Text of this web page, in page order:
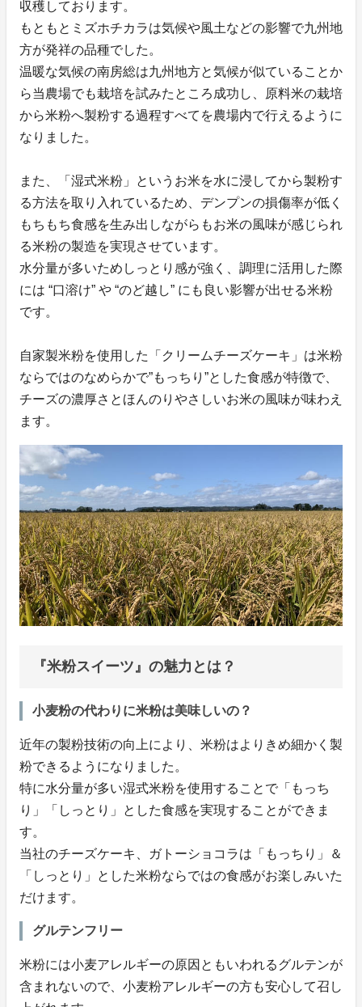
収穫しております。
もともとミズホチカラは気候や風土などの影響で九州地
方が発祥の品種でした。
温暖な気候の南房総は九州地方と気候が似ていることか
ら当農場でも栽培を試みたところ成功し、原料米の栽培
から米粉へ製粉する過程すべてを農場内で行えるように
なりました。
また、「湿式米粉」というお米を水に浸してから製粉す
る方法を取り入れているため、デンプンの損傷率が低く
もちもち食感を生み出しながらもお米の風味が感じられ
る米粉の製造を実現させています。
水分量が多いためしっとり感が強く、調理に活用した際
には “口溶け” や “のど越し” にも良い影響が出せる米粉
です。
自家製米粉を使用した「クリームチーズケーキ」は米粉
ならではのなめらかで”もっちり”とした食感が特徴で、
チーズの濃厚さとほんのりやさしいお米の風味が味わえ
ます。
『米粉スイーツ』の魅力とは？
小麦粉の代わりに米粉は美味しいの？
近年の製粉技術の向上により、米粉はよりきめ細かく製
粉できるようになりました。
特に水分量が多い湿式米粉を使用することで「もっち
り」「しっとり」とした食感を実現することができま
す。
当社のチーズケーキ、ガトーショコラは「もっちり」＆
「しっとり」とした米粉ならではの食感がお楽しみいた
だけます。
グルテンフリー
米粉には小麦アレルギーの原因ともいわれるグルテンが
含まれないので、小麦粉アレルギーの方も安心して召し